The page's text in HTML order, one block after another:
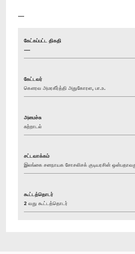
----
கேட்கப்பட்ட திகதி
----
கேட்டவர்
கௌரவ அமரகீர்த்தி அதுகோரள, பா.உ.
அமைச்சு
சுற்றாடல்
சட்டவாக்கம்
இலங்கை சனநாயக சோசலிசக் குடியரசின்
கூட்டத்தொடர்
2 வது கூட்டத்தொடர்